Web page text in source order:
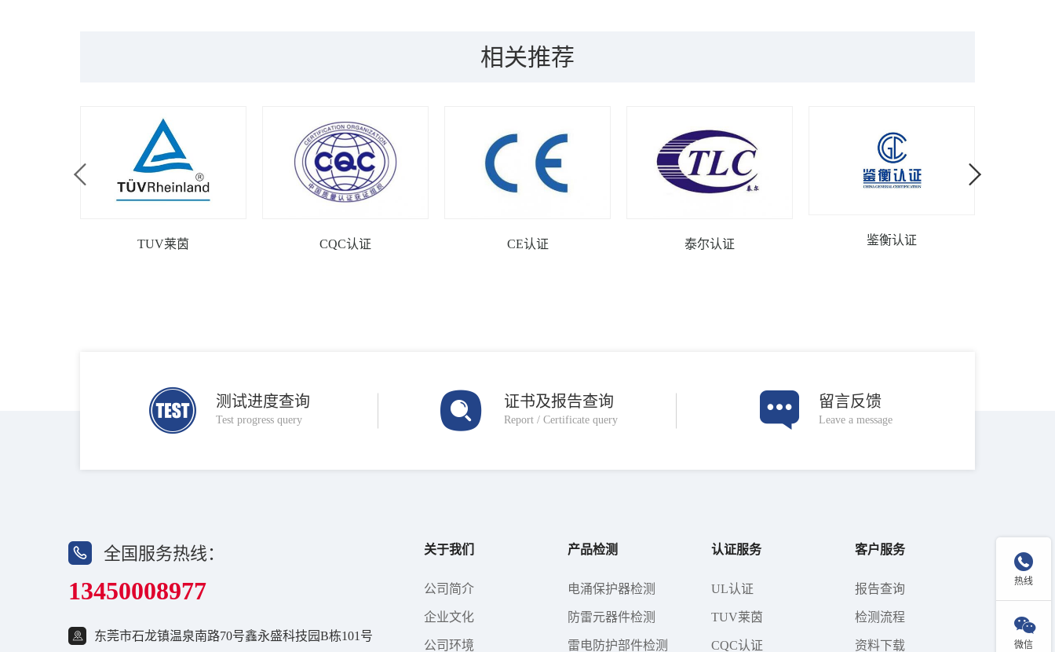
相关推荐
TUV莱茵 CQC认证 CE认证 泰尔认证 鉴衡认证
测试进度查询
Test progress query
证书及报告查询
Report / Certificate query
留言反馈
Leave a message
全国服务热线：
13450008977
东莞市石龙镇温泉南路70号鑫永盛科技园B栋101号
关于我们
公司简介
企业文化
公司环境
产品检测
电涌保护器检测
防雷元器件检测
雷电防护部件检测
认证服务
UL认证
TUV莱茵
CQC认证
客户服务
报告查询
检测流程
资料下载

热线

微信